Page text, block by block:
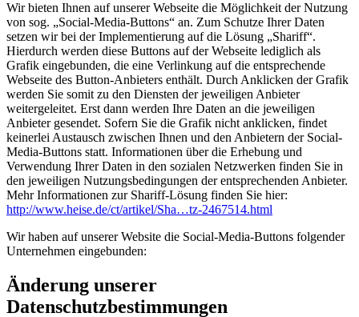
Wir bieten Ihnen auf unserer Webseite die Möglichkeit der Nutzung
von sog. „Social-Media-Buttons“ an. Zum Schutze Ihrer Daten
setzen wir bei der Implementierung auf die Lösung „Shariff“.
Hierdurch werden diese Buttons auf der Webseite lediglich als
Grafik eingebunden, die eine Verlinkung auf die entsprechende
Webseite des Button-Anbieters enthält. Durch Anklicken der Grafik
werden Sie somit zu den Diensten der jeweiligen Anbieter
weitergeleitet. Erst dann werden Ihre Daten an die jeweiligen
Anbieter gesendet. Sofern Sie die Grafik nicht anklicken, findet
keinerlei Austausch zwischen Ihnen und den Anbietern der Social-
Media-Buttons statt. Informationen über die Erhebung und
Verwendung Ihrer Daten in den sozialen Netzwerken finden Sie in
den jeweiligen Nutzungsbedingungen der entsprechenden Anbieter.
Mehr Informationen zur Shariff-Lösung finden Sie hier:
http://www.heise.de/ct/artikel/Sha…tz-2467514.html
Wir haben auf unserer Website die Social-Media-Buttons folgender
Unternehmen eingebunden:
Änderung unserer
Datenschutzbestimmungen